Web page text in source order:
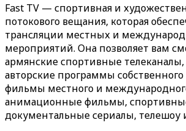
Fast TV — спортивная и
потокового вещания, которая
трансляции местных и
мероприятий. Она позволяет вам
армянские спортивные телеканалы,
авторские программы
фильмы местного и
анимационные фильмы,
документальные сериалы, телешоу